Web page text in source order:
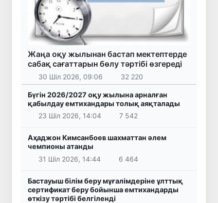
Жаңа оқу жылынан бастап мектептерде
сабақ сағаттарын бөлу тәртібі өзгереді
30 Шіл 2026, 09:06 32 220
Бүгін 2026/2027 оқу жылына арналған
қабылдау емтихандары толық аяқталады
23 Шіл 2026, 14:04
7 542
Аҳаджон Кимсанбоев шахматтан әлем
чемпионы атанды
31 Шіл 2026, 14:44
6 464
Бастауыш білім беру мұғалімдеріне ұлттық
сертификат беру бойынша емтихандарды
өткізу тәртібі белгіленді